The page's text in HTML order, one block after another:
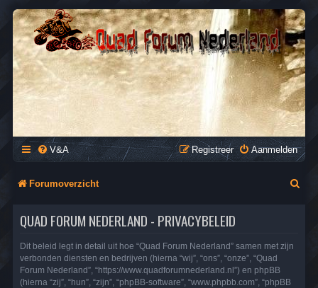
QUAD FORUM NEDERLAND
Het Quad Forum van Nederland en Vlaanderen, voor al je
vragen en antwoorden over Quads en ATV's.
V&A Aanmelden
Registreer
Forumoverzicht
QUAD FORUM NEDERLAND - PRIVACYBELEID
Dit beleid legt in detail uit hoe “Quad Forum Nederland” samen met zijn
verbonden diensten en bedrijven (hierna “wij”, “ons”, “onze”, “Quad
Forum Nederland”, “https://www.quadforumnederland.nl”) en phpBB
(hierna “zij”, “hun”, “zijn”, “phpBB-software”, “www.phpbb.com”, “phpBB